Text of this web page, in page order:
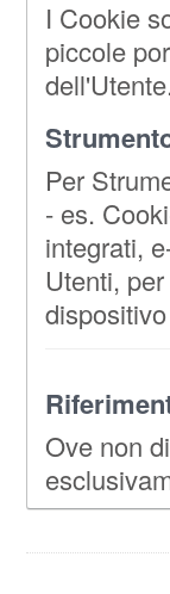
I Cookie
piccole
Per
- es.
integrati,
Utenti,
Ove non